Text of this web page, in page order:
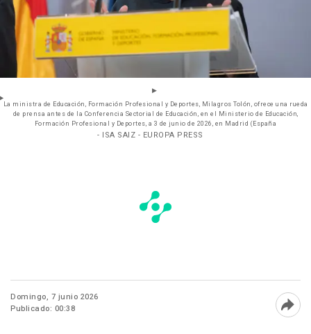
La ministra de Educación, Formación Profesional y Deportes, Milagros Tolón, ofrece una rueda
de prensa antes de la Conferencia Sectorial de Educación, en el Ministerio de Educación,
Formación Profesional y Deportes, a 3 de junio de 2026, en Madrid (España
- ISA SAIZ - EUROPA PRESS
Domingo, 7 junio 2026
Publicado: 00:38